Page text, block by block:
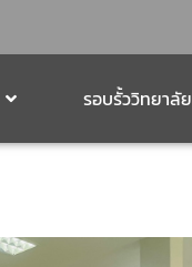
รอบรั้ววิทยาลัย